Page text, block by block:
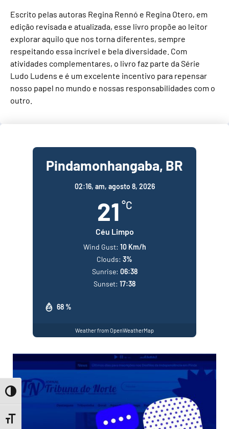
Toggle High Contrast
Toggle Font size
Escrito pelas autoras Regina Rennó e Regina Otero, em
edição revisada e atualizada, esse livro propõe ao leitor
explorar aquilo que nos torna diferentes, sempre
respeitando essa incrível e bela diversidade. Com
atividades complementares, o livro faz parte da Série
Ludo Ludens e é um excelente incentivo para repensar
nosso papel no mundo e nossas responsabilidades com o
outro.
Pindamonhangaba, BR
02:16, am, agosto 8, 2026
21 °C
Céu Limpo
68 %
Wind Gust: 10 Km/h
Clouds: 3%
Sunrise: 06:38
Sunset: 17:38
Weather from OpenWeatherMap